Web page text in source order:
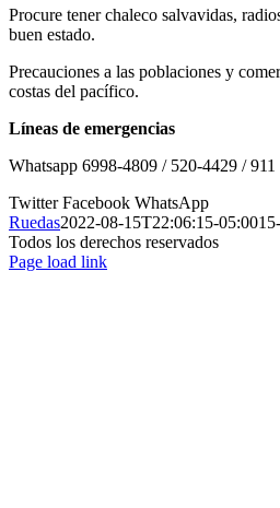
Procure tener chaleco salvavidas,
buen estado.
Precauciones a las poblaciones y
costas del pacífico.
Líneas de emergencias
Whatsapp 6998-4809 / 520-4429 / 911
TwitterFacebook WhatsApp
Ruedas2022-08-15T22:06:15-05:00
Todos los derechos reservados
Page load link